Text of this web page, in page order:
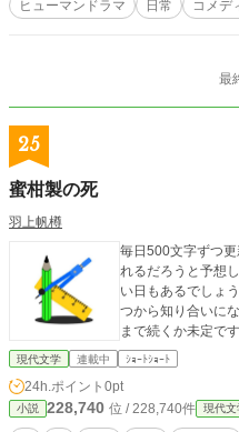
ヒューマンドラマ 日常 コメデ
最
25
蜜柑製の死
羽上帆樽
毎日500文字ずつ
れるだろうと予想
い日もあるでしょ
つから知り合いに
まで続くか未定で
現代文学 連載中 ｼｮｰﾄｼｮｰﾄ
24h.ポイント 0pt
小説 228,740 位 / 228,740件 現代文